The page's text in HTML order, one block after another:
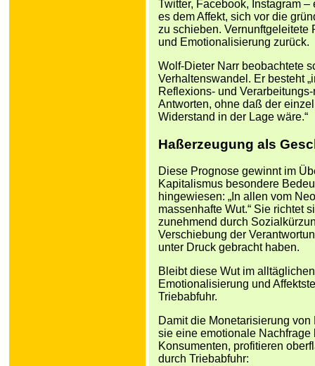
Twitter, Facebook, Instagram
es dem Affekt, sich vor die
zu schieben. Vernunftgeleitete
und Emotionalisierung zurück.
Wolf-Dieter Narr beobachtete
Verhaltenswandel. Er besteht
Reflexions- und
Antworten, ohne daß der
Widerstand in der Lage wäre.“
Haßerzeugung als
Diese Prognose gewinnt im
Kapitalismus besondere
hingewiesen: „In allen vom
massenhafte Wut.“ Sie richtet
zunehmend durch
Verschiebung der
unter Druck gebracht haben.
Bleibt diese Wut im
Emotionalisierung und
Triebabfuhr.
Damit die Monetarisierung
sie eine emotionale
Konsumenten, profitieren
durch Triebabfuhr: